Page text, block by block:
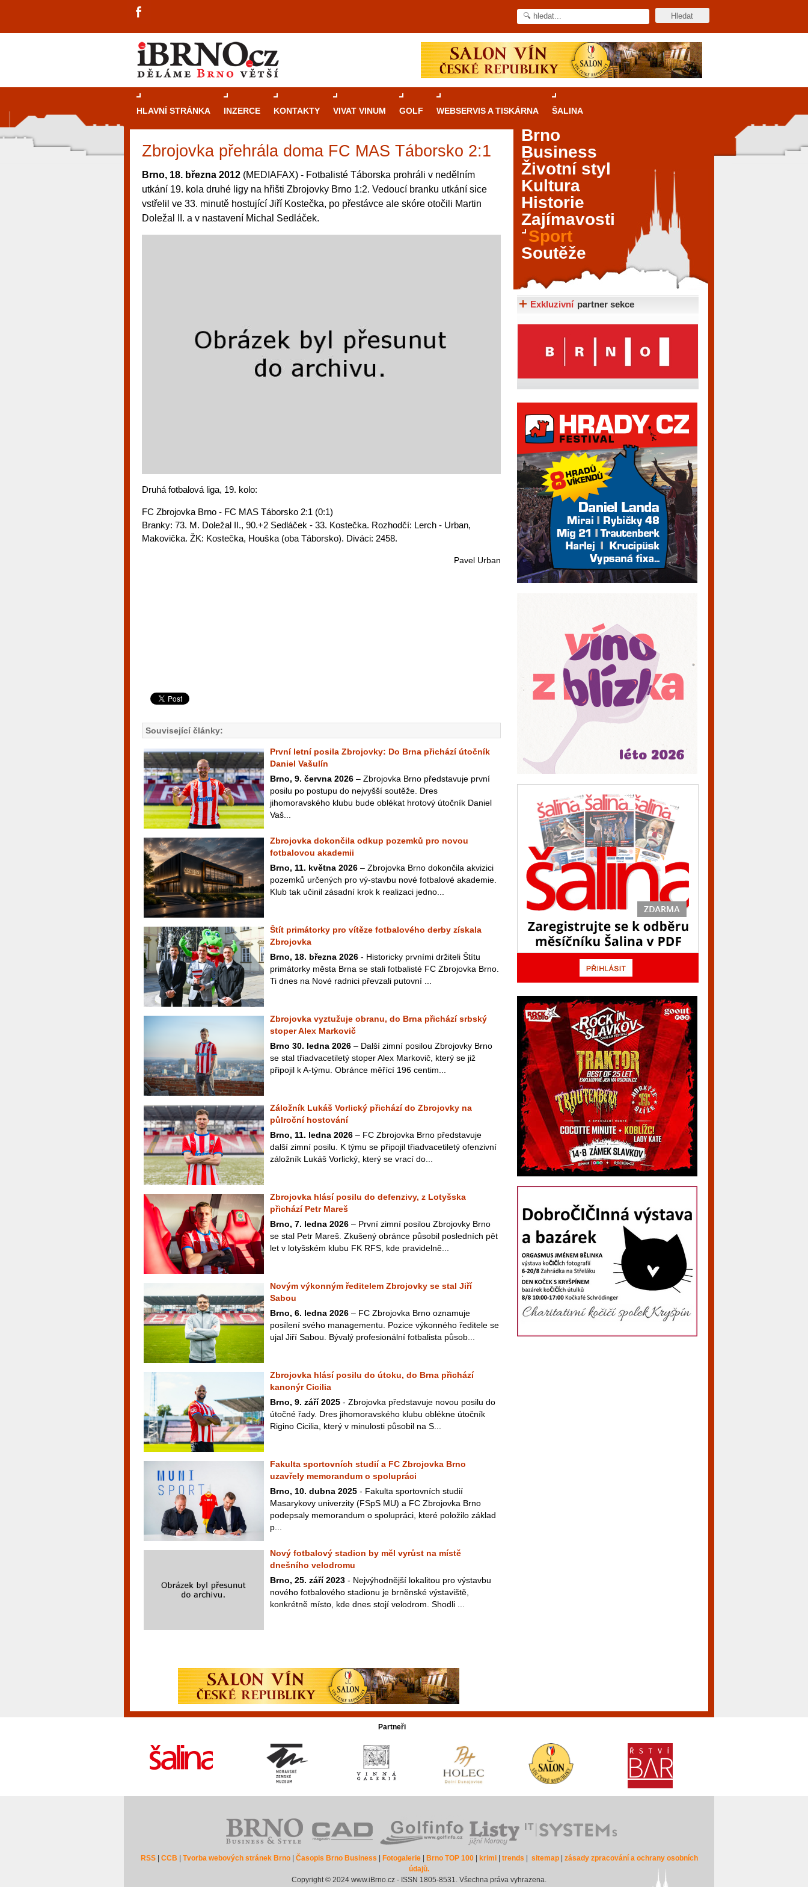
HLAVNÍ STRÁNKA INZERCE KONTAKTY VIVAT VINUM GOLF WEBSERVIS A TISKÁRNA ŠALINA
Zbrojovka přehrála doma FC MAS Táborsko 2:1
Brno, 18. března 2012 (MEDIAFAX) - Fotbalisté Táborska prohráli v nedělním
utkání 19. kola druhé ligy na hřišti Zbrojovky Brno 1:2. Vedoucí branku utkání sice
vstřelil ve 33. minutě hostující Jiří Kostečka, po přestávce ale skóre otočili Martin
Doležal II. a v nastavení Michal Sedláček.
Druhá fotbalová liga, 19. kolo:
FC Zbrojovka Brno - FC MAS Táborsko 2:1 (0:1)
Branky: 73. M. Doležal II., 90.+2 Sedláček - 33. Kostečka. Rozhodčí: Lerch - Urban,
Makovička. ŽK: Kostečka, Houška (oba Táborsko). Diváci: 2458.
Pavel Urban
Související články:
První letní posila Zbrojovky: Do Brna přichází útočník
Daniel Vašulín
Brno, 9. června 2026 – Zbrojovka Brno představuje první
posilu po postupu do nejvyšší soutěže. Dres
jihomoravského klubu bude oblékat hrotový útočník Daniel
Vaš...
Zbrojovka dokončila odkup pozemků pro novou
fotbalovou akademii
Brno, 11. května 2026 – Zbrojovka Brno dokončila akvizici
pozemků určených pro vý-stavbu nové fotbalové akademie.
Klub tak učinil zásadní krok k realizaci jedno...
Štít primátorky pro vítěze fotbalového derby získala
Zbrojovka
Brno, 18. března 2026 - Historicky prvními držiteli Štítu
primátorky města Brna se stali fotbalisté FC Zbrojovka Brno.
Ti dnes na Nové radnici převzali putovní ...
Zbrojovka vyztužuje obranu, do Brna přichází srbský
stoper Alex Markovič
Brno 30. ledna 2026 – Další zimní posilou Zbrojovky Brno
se stal třiadvacetiletý stoper Alex Markovič, který se již
připojil k A-týmu. Obránce měřící 196 centim...
Záložník Lukáš Vorlický přichází do Zbrojovky na
půlroční hostování
Brno, 11. ledna 2026 – FC Zbrojovka Brno představuje
další zimní posilu. K týmu se připojil třiadvacetiletý ofenzivní
záložník Lukáš Vorlický, který se vrací do...
Zbrojovka hlásí posilu do defenzivy, z Lotyšska
přichází Petr Mareš
Brno, 7. ledna 2026 – První zimní posilou Zbrojovky Brno
se stal Petr Mareš. Zkušený obránce působil posledních pět
let v lotyšském klubu FK RFS, kde pravidelně...
Novým výkonným ředitelem Zbrojovky se stal Jiří
Sabou
Brno, 6. ledna 2026 – FC Zbrojovka Brno oznamuje
posílení svého managementu. Pozice výkonného ředitele se
ujal Jiří Sabou. Bývalý profesionální fotbalista působ...
Zbrojovka hlásí posilu do útoku, do Brna přichází
kanonýr Cicilia
Brno, 9. září 2025 - Zbrojovka představuje novou posilu do
útočné řady. Dres jihomoravského klubu oblékne útočník
Rigino Cicilia, který v minulosti působil na S...
Fakulta sportovních studií a FC Zbrojovka Brno
uzavřely memorandum o spolupráci
Brno, 10. dubna 2025 - Fakulta sportovních studií
Masarykovy univerzity (FSpS MU) a FC Zbrojovka Brno
podepsaly memorandum o spolupráci, které položilo základ
p...
Nový fotbalový stadion by měl vyrůst na místě
dnešního velodromu
Brno, 25. září 2023 - Nejvýhodnější lokalitou pro výstavbu
nového fotbalového stadionu je brněnské výstaviště,
konkrétně místo, kde dnes stojí velodrom. Shodli ...
Průvodcekasinovými hrami v Brně: Od
rulety po video automaty
Brno je městem známým pro zajímavé památky, skvělé
restaurace, divadla a univerzity. Mimo jiné je ale také
místem, kde si můžete legálně a bezpečně vyzkoušet
Brno
Business
Životní styl
Kultura
Historie
Zajímavosti
Sport
Soutěže
Exkluzivní partner sekce
Partneři
RSS| CCB Tvorba webových stránek Brno| Časopis Brno Business Fotogalerie| Brno TOP 100| krimi| trends sitemap| zásady zpracování a ochrany osobních
údajů.
Copyright © 2024 www.iBrno.cz - ISSN 1805-8531. Všechna práva vyhrazena.